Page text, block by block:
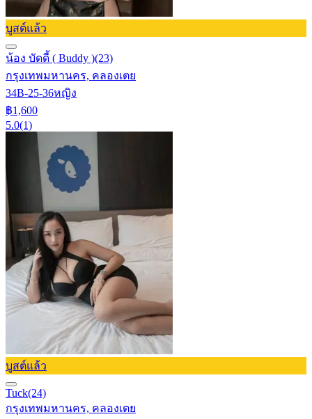
บูสต์แล้ว
น้อง บัดดี้ ( Buddy )(23)
กรุงเทพมหานคร, คลองเตย
34B-25-36หญิง
฿1,600
5.0(1)
บูสต์แล้ว
Tuck(24)
กรุงเทพมหานคร, คลองเตย